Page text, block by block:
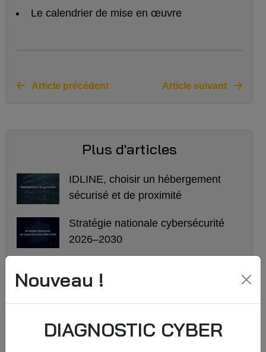
Nouveau !
DIAGNOSTIC CYBER
Le calendrier de mise en œuvre
Article précédent Article suivant
Plus d'articles
IDLINE, choisir un hébergement
sécurisé et de proximité
Stratégie nationale cybersécurité
2026–2030
grâce aux solutions de